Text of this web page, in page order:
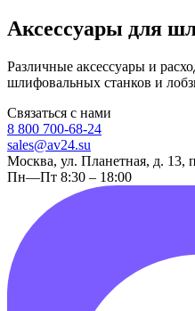
Аксессуары для
Различные аксессуары и
шлифовальных станков и
Связаться с нами
8 800 700-68-24
sales@av24.su
Москва, ул. Планетная, д. 13,
Пн—Пт 8:30 – 18:00